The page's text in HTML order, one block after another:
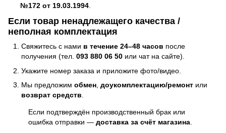
№172 от 19.03.1994
Если товар ненадлежащего качества /
неполная комплектация
Свяжитесь с нами в течение 24–48 часов после
получения (тел. 093 880 06 50 или чат на сайте).
Укажите номер заказа и приложите фото/видео.
Мы предложим обмен доукомплектацию/ремонт или
возврат средств
Если подтверждён производственный брак или
ошибка отправки — доставка за счёт магазина